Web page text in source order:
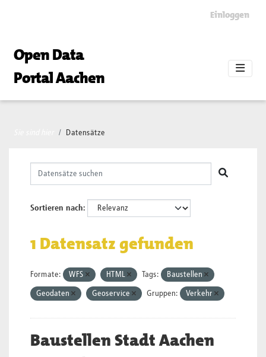
Einloggen
Open Data
Portal Aachen
Datensätze
Sortieren nach
1 Datensatz gefunden
Formate: WFS HTML Tags: Baustellen
Geodaten Geoservice Gruppen: Verkehr
Baustellen Stadt Aachen